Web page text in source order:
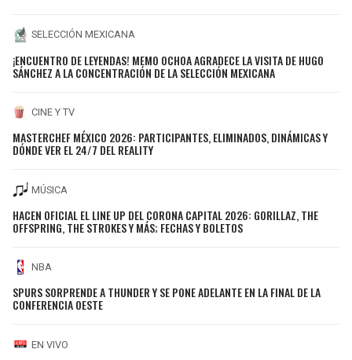
SELECCIÓN MEXICANA
¡ENCUENTRO DE LEYENDAS! MEMO OCHOA AGRADECE LA VISITA DE HUGO
SÁNCHEZ A LA CONCENTRACIÓN DE LA SELECCIÓN MEXICANA
CINE Y TV
MASTERCHEF MÉXICO 2026: PARTICIPANTES, ELIMINADOS, DINÁMICAS Y
DÓNDE VER EL 24/7 DEL REALITY
MÚSICA
HACEN OFICIAL EL LINE UP DEL CORONA CAPITAL 2026: GORILLAZ, THE
OFFSPRING, THE STROKES Y MÁS; FECHAS Y BOLETOS
NBA
SPURS SORPRENDE A THUNDER Y SE PONE ADELANTE EN LA FINAL DE LA
CONFERENCIA OESTE
EN VIVO